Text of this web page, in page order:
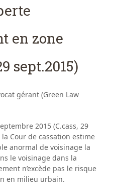
en zone
sept.2015)
gérant (Green Law
2015 (C.cass, 29
Cour de cassation estime
anormal de voisinage la
le voisinage dans la
n’excède pas le risque
en milieu urbain.